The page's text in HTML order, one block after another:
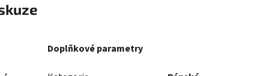
Doplňkové parametry